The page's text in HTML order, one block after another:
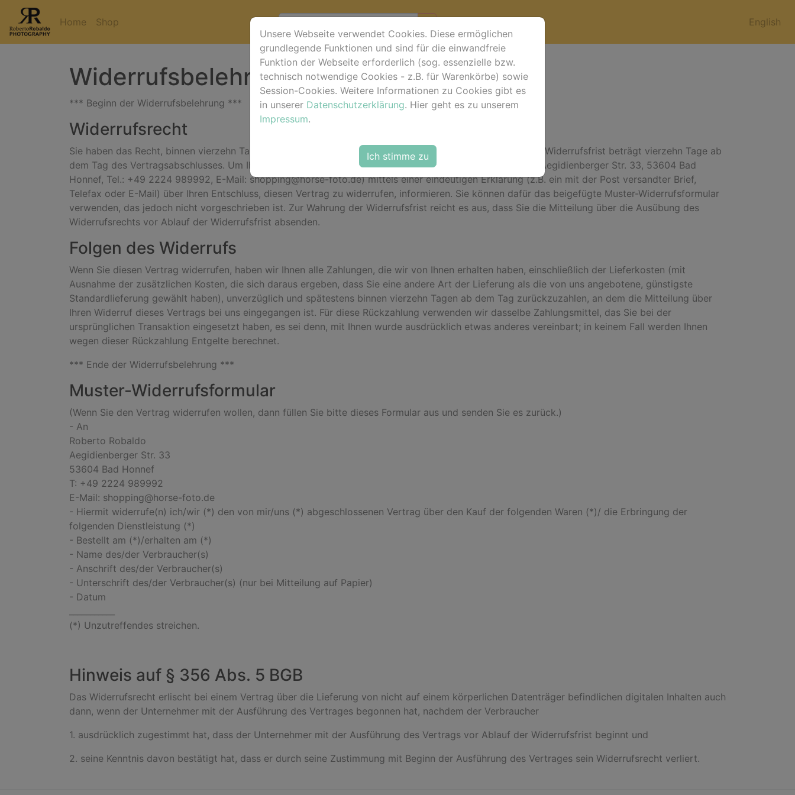
Home Shop English
Widerrufsbelehrung
*** Beginn der Widerrufsbelehrung ***
Widerrufsrecht
Sie haben das Recht, binnen vierzehn Tagen ohne Angabe von Gründen diesen Vertrag zu widerrufen. Die Widerrufsfrist beträgt vierzehn Tage ab
dem Tag des Vertragsabschlusses. Um Ihr Widerrufsrecht auszuüben, müssen Sie uns (Roberto Robaldo, Aegidienberger Str. 33, 53604 Bad
Honnef, Tel.: +49 2224 989992, E-Mail: shopping@horse-foto.de) mittels einer eindeutigen Erklärung (z.B. ein mit der Post versandter Brief,
Telefax oder E-Mail) über Ihren Entschluss, diesen Vertrag zu widerrufen, informieren. Sie können dafür das beigefügte Muster-Widerrufsformular
verwenden, das jedoch nicht vorgeschrieben ist. Zur Wahrung der Widerrufsfrist reicht es aus, dass Sie die Mitteilung über die Ausübung des
Widerrufsrechts vor Ablauf der Widerrufsfrist absenden.
Folgen des Widerrufs
Wenn Sie diesen Vertrag widerrufen, haben wir Ihnen alle Zahlungen, die wir von Ihnen erhalten haben, einschließlich der Lieferkosten (mit
Ausnahme der zusätzlichen Kosten, die sich daraus ergeben, dass Sie eine andere Art der Lieferung als die von uns angebotene, günstigste
Standardlieferung gewählt haben), unverzüglich und spätestens binnen vierzehn Tagen ab dem Tag zurückzuzahlen, an dem die Mitteilung über
Ihren Widerruf dieses Vertrags bei uns eingegangen ist. Für diese Rückzahlung verwenden wir dasselbe Zahlungsmittel, das Sie bei der
ursprünglichen Transaktion eingesetzt haben, es sei denn, mit Ihnen wurde ausdrücklich etwas anderes vereinbart; in keinem Fall werden Ihnen
wegen dieser Rückzahlung Entgelte berechnet.
*** Ende der Widerrufsbelehrung ***
Muster-Widerrufsformular
(Wenn Sie den Vertrag widerrufen wollen, dann füllen Sie bitte dieses Formular aus und senden Sie es zurück.)
- An
Roberto Robaldo
Aegidienberger Str. 33
53604 Bad Honnef
T: +49 2224 989992
E-Mail: shopping@horse-foto.de
- Hiermit widerrufe(n) ich/wir (*) den von mir/uns (*) abgeschlossenen Vertrag über den Kauf der folgenden Waren (*)/ die Erbringung der
folgenden Dienstleistung (*)
- Bestellt am (*)/erhalten am (*)
- Name des/der Verbraucher(s)
- Anschrift des/der Verbraucher(s)
- Unterschrift des/der Verbraucher(s) (nur bei Mitteilung auf Papier)
- Datum
(*) Unzutreffendes streichen.
Hinweis auf § 356 Abs. 5 BGB
Das Widerrufsrecht erlischt bei einem Vertrag über die Lieferung von nicht auf einem körperlichen Datenträger befindlichen digitalen Inhalten auch
dann, wenn der Unternehmer mit der Ausführung des Vertrages begonnen hat, nachdem der Verbraucher
1. ausdrücklich zugestimmt hat, dass der Unternehmer mit der Ausführung des Vertrags vor Ablauf der Widerrufsfrist beginnt und
2. seine Kenntnis davon bestätigt hat, dass er durch seine Zustimmung mit Beginn der Ausführung des Vertrages sein Widerrufsrecht verliert.
Unsere Webseite verwendet Cookies. Diese ermöglichen
grundlegende Funktionen und sind für die einwandfreie
Funktion der Webseite erforderlich (sog. essenzielle bzw.
technisch notwendige Cookies - z.B. für Warenkörbe) sowie
Session-Cookies. Weitere Informationen zu Cookies gibt es
in unserer Datenschutzerklärung. Hier geht es zu unserem
Impressum.
Ich stimme zu